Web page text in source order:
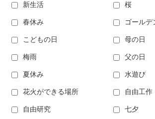
新生活 桜
春休み ゴールデ
こどもの日 母の日
梅雨 父の日
夏休み 水遊び
花火ができる場所 自由工作
自由研究 七夕